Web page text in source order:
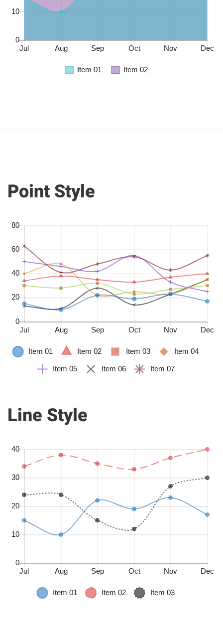
Point Style
Line Style